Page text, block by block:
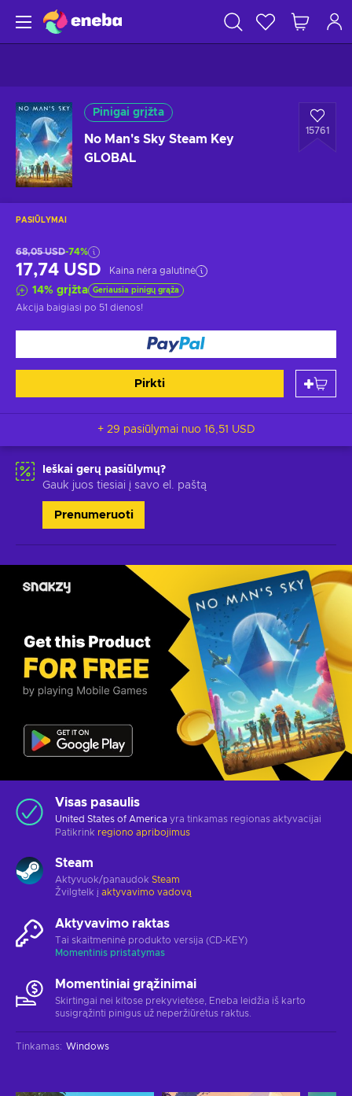
Pinigai grįžta
No Man's Sky Steam Key
GLOBAL
15761
PASIŪLYMAI
68,05 USD-74%
17,74 USD Kaina nėra galutinė
14% grįžta Geriausia pinigų grąža
Akcija baigiasi po 51 dienos!
Pirkti
+ 29 pasiūlymai nuo 16,51 USD
Ieškai gerų pasiūlymų?
Gauk juos tiesiai į savo el. paštą
Prenumeruoti
Visas pasaulis
United States of America yra tinkamas regionas aktyvacijai
Patikrink regiono apribojimus
Steam
Aktyvuok/panaudok Steam
Žvilgtelk į aktyvavimo vadovą
Aktyvavimo raktas
Tai skaitmeninė produkto versija (CD-KEY)
Momentinis pristatymas
Momentiniai grąžinimai
Skirtingai nei kitose prekyvietėse, Eneba leidžia iš karto
susigrąžinti pinigus už neperžiūrėtus raktus.
Tinkamas: Windows